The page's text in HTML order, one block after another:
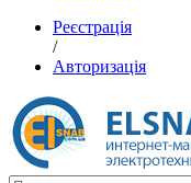
Реєстрація
/
Авторизація